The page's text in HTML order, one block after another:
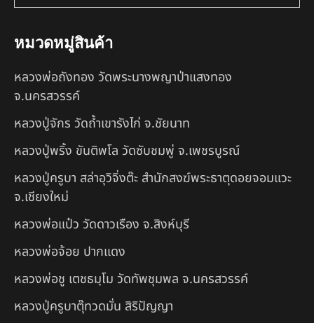
หมวดหมู่สินค้า
หลวงพ่อถังทอง วัดพระนางพญาป่าแสงทอง
จ.นครสวรรค์
หลวงปู่จักร วัดถ้ำเขารังไก่ จ.ชัยนาท
หลวงปู่พริ้ง ขันติพโล วัดซับชมพู่ จ.เพชรบูรณ์
หลวงปู่ครูบา สล่าอุวิจิ่งต๊ะ สำนักสงฆ์พระธาตุดอยจอมแวะ
จ.เชียงใหม่
หลวงพ่อแป๋ว วัดดาวเรือง จ.สิงห์บุรี
หลวงพ่อจ้อย ปากแดง
หลวงพ่อชู เตชธมฺโม วัดทัพชุมพล จ.นครสวรรค์
หลวงปู่ครูบาตุ๊ทวดมั่น สิริปัญญา